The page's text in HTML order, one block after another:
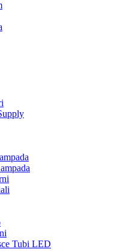
Tubi LED